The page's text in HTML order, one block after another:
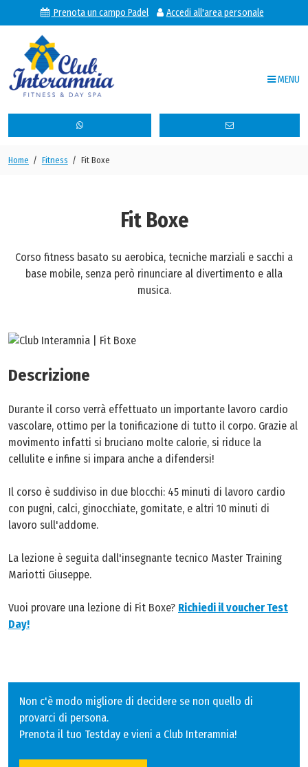
Prenota un campo Padel Accedi all'area personale
Club Interamnia Fitness &
MENU
News
Beauty & Spa
Contatti
Home / Fitness / Fit Boxe
Fit Boxe
Corso fitness basato su aerobica, tecniche marziali e sacchi a
base mobile, senza però rinunciare al divertimento e alla
musica.
Descrizione
Durante il corso verrà effettuato un importante lavoro cardio
vascolare, ottimo per la tonificazione di tutto il corpo. Grazie al
movimento infatti si bruciano molte calorie, si riduce la
cellulite e infine si impara anche a difendersi!
Il corso è suddiviso in due blocchi: 45 minuti di lavoro cardio
con pugni, calci, ginocchiate, gomitate, e altri 10 minuti di
lavoro sull'addome.
La lezione è seguita dall'insegnante tecnico Master Training
Mariotti Giuseppe.
Vuoi provare una lezione di Fit Boxe? Richiedi il voucher Test
Day!
Non c'è modo migliore di decidere se non quello di
provarci di persona.
Prenota il tuo Testday e vieni a Club Interamnia!